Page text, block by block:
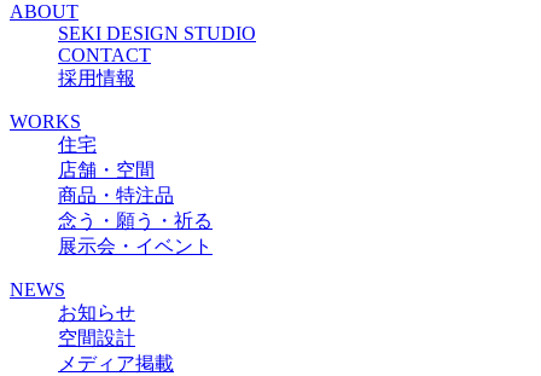
ABOUT
SEKI DESIGN STUDIO
CONTACT
採用情報
WORKS
住宅
店舗・空間
商品・特注品
念う・願う・祈る
展示会・イベント
NEWS
お知らせ
空間設計
メディア掲載